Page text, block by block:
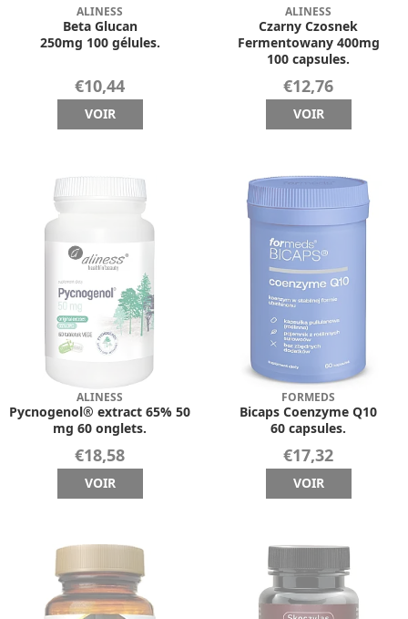
ALINESS
Beta Glucan
250mg 100 gélules.
€10,44
VOIR
ALINESS
Czarny Czosnek
Fermentowany 400mg
100 capsules.
€12,76
VOIR
ALINESS
Pycnogenol® extract 65% 50
mg 60 onglets.
€18,58
VOIR
FORMEDS
Bicaps Coenzyme Q10
60 capsules.
€17,32
VOIR